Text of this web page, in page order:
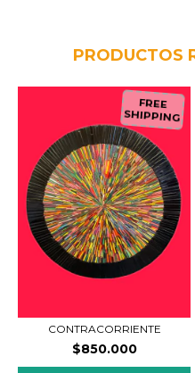
PRODUCTOS
FREE
SHIPPING
CONTRACORRIENTE
$850.000